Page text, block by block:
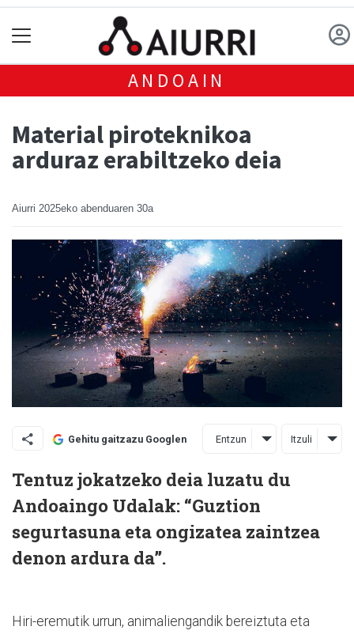
ANDOAIN
Material piroteknikoa
arduraz erabiltzeko deia
Aiurri 2025eko abenduaren 30a
Gehitu gaitzazu Googlen Entzun Itzuli
Tentuz jokatzeko deia luzatu du
Andoaingo Udalak: “Guztion
segurtasuna eta ongizatea zaintzea
denon ardura da”.
Hiri-eremutik urrun, animaliengandik bereiztuta eta